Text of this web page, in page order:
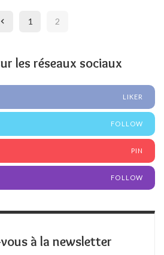
1 2
les réseaux sociaux
LIKER
FOLLOW
PIN
FOLLOW
à la newsletter